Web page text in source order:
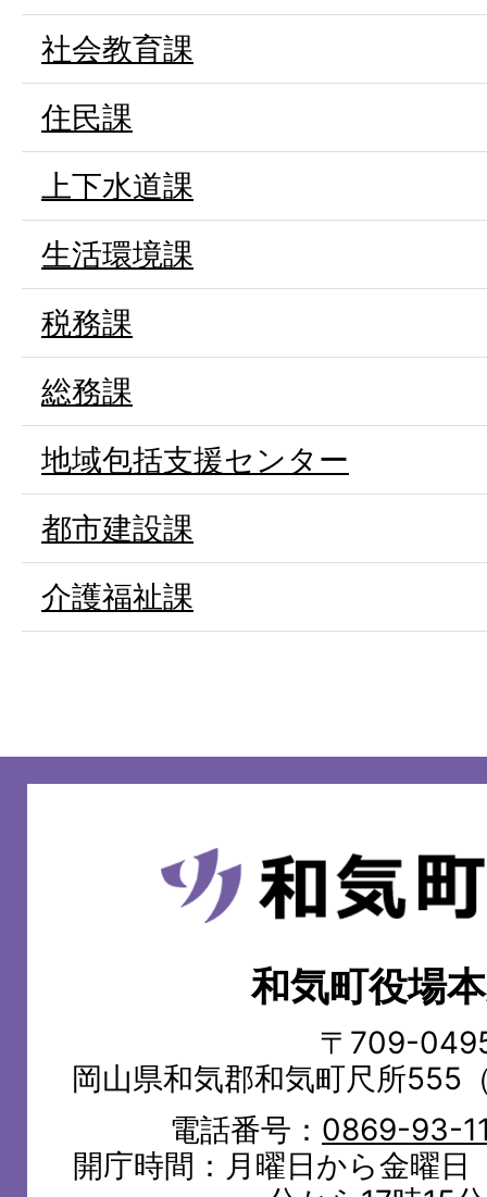
社会教育課
住民課
上下水道課
生活環境課
税務課
総務課
地域包括支援センター
都市建設課
介護福祉課
和
気
和気町役場
〒709-
岡山県和気郡和気町尺所555
電話番号： 0869-93-
開庁時間：月曜日から金曜